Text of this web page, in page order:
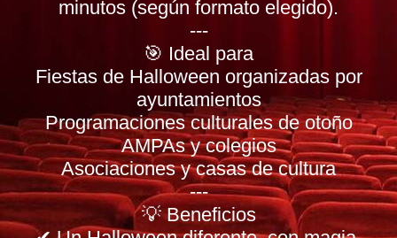
minutos (según formato elegido).
---
🎯 Ideal para
Fiestas de Halloween organizadas por
ayuntamientos
Programaciones culturales de otoño
AMPAs y colegios
Asociaciones y casas de cultura
---
💡 Beneficios